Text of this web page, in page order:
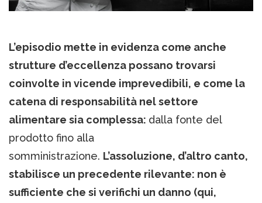
L’episodio mette in evidenza come anche
strutture d’eccellenza possano trovarsi
coinvolte in vicende imprevedibili, e come la
catena di responsabilità nel settore
alimentare sia complessa: dalla fonte del
prodotto fino alla
somministrazione. L’assoluzione, d’altro canto,
stabilisce un precedente rilevante: non è
sufficiente che si verifichi un danno (qui,